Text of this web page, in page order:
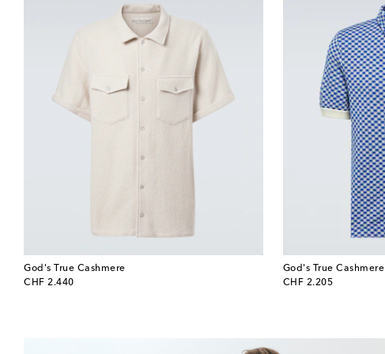
God's True Cashmere
CHF 2.440
original price
God's True Cashmere
CHF 2.205
original price